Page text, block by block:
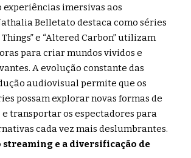
imersivas aos
Belletato destaca como séries
e “Altered Carbon” utilizam
para criar mundos vividos e
A evolução constante das
audiovisual permite que os
possam explorar novas formas de
transportar os espectadores para
cada vez mais deslumbrantes.
streaming e a diversificação de